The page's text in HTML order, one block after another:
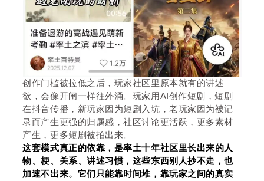
创作门槛被拉低之后，玩家社区里原本就有的讲述
欲，会像开闸一样往外涌。玩家用AI创作短剧，短剧
在抖音传播，新玩家因为短剧入坑，老玩家因为被记
录而产生更强的归属感，社区讨论更活跃，更多素材
产生，更多短剧被拍出来。
这套模式真正的依靠，是率土十年社区里长出来的人
物、梗、关系、讲述习惯，这些东西别人抄不走，也
加速不出来。它们只能靠时间堆，靠玩家之间的真实